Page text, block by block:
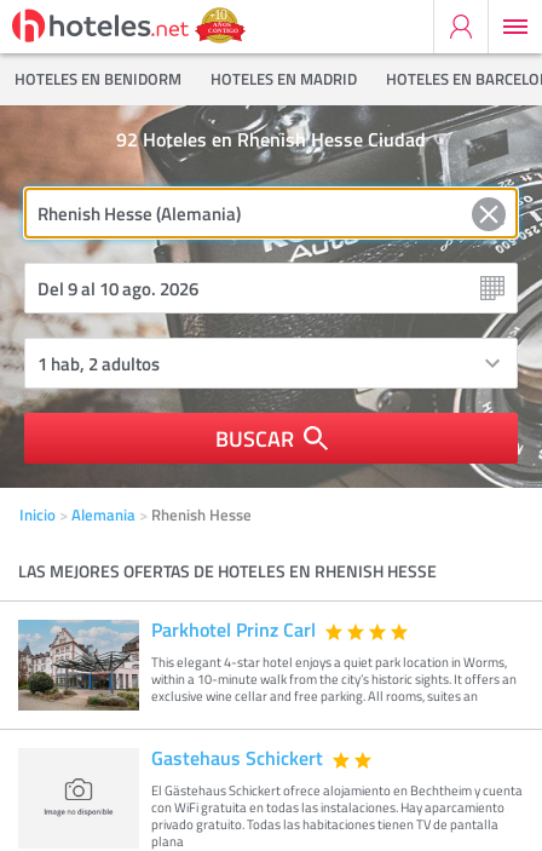
HOTELES EN BENIDORM HOTELES EN MADRID HOTELES EN
Hoteles en Rhenish Hesse Ciudad
92
BUSCAR
Inicio Alemania Rhenish Hesse
LAS MEJORES OFERTAS DE HOTELES EN RHENISH HESSE
Parkhotel Prinz Carl
This elegant 4-star hotel enjoys a quiet park location in Worms,
within a 10-minute walk from the city’s historic sights. It offers an
exclusive wine cellar and free parking. All rooms, suites an
Gastehaus Schickert
El Gästehaus Schickert ofrece alojamiento en Bechtheim y cuenta
con WiFi gratuita en todas las instalaciones. Hay aparcamiento
privado gratuito. Todas las habitaciones tienen TV de pantalla
plana